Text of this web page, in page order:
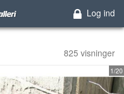
Log ind
825 visninger
1/20